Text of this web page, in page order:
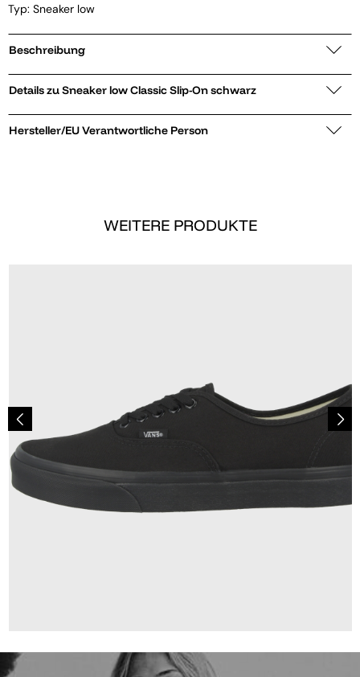
Typ: Sneaker low
Beschreibung
Details zu Sneaker low Classic Slip-On schwarz
Hersteller/EU Verantwortliche Person
WEITERE PRODUKTE